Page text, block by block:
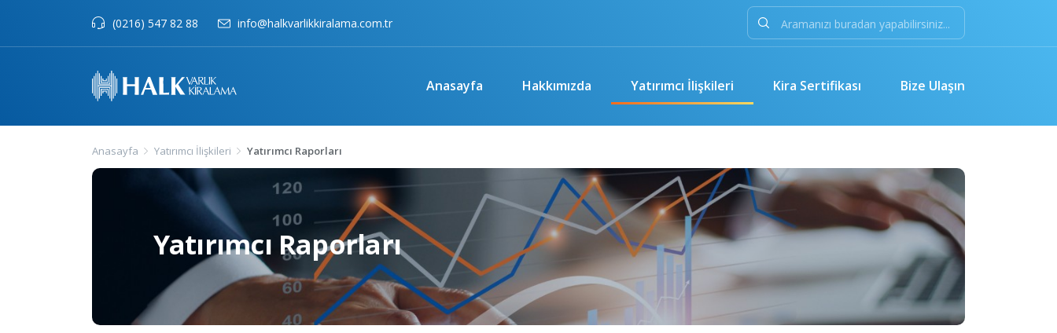
(0216) 547 82 88 info@halkvarlikkiralama.com.tr
Anasayfa Hakkımızda Yatırımcı İlişkileri Kira Sertifikası Bize Ulaşın
Anasayfa Yatırımcı İlişkileri Yatırımcı Raporları
Yatırımcı Raporları